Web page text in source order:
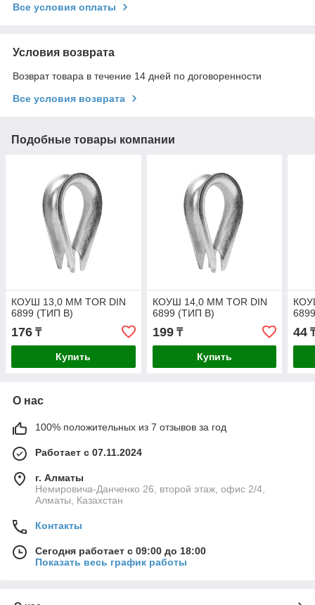
Все условия оплаты
Условия возврата
Возврат товара в течение 14 дней по договоренности
Все условия возврата
Подобные товары компании
КОУШ 13,0 ММ TOR DIN
6899 (ТИП B)
176 ₸
Купить
КОУШ 14,0 ММ TOR DIN
6899 (ТИП B)
199₸
Купить
44
О нас
100% положительных из 7 отзывов за год
Работает с 07.11.2024
г. Алматы
Немировича-Данченко 26, второй этаж, офис 2/4,
Алматы, Казахстан
Контакты
Сегодня работает с 09:00 до 18:00
Показать весь график работы